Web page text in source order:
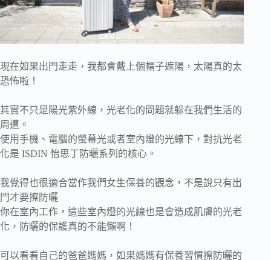
現在如果出門走走，我都會戴上個帽子遮陽，太陽真的太
恐怖啦！
其實不只是陽光紫外線，光老化的問題就躲在我們生活的
周遭。
使用手機、電腦的螢幕光或者室內燈的光線下，對抗光老
化是 ISDIN 怡思丁防曬系列的核心。
我覺得也很適合當作我們女生保養的觀念，不是說只有出
門才要擦防曬
你在室內工作，這些室內燈的光線也是會造成肌膚的光老
化，防曬的保護真的不能懶啊！
可以看看自己的爸爸媽媽，如果媽媽有保養習慣擦防曬的